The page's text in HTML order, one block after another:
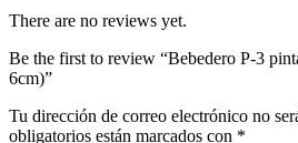
There are no reviews yet.
Be the first to review “Bebedero P-3
6cm)”
Tu dirección de correo electrónico no
obligatorios están marcados con *